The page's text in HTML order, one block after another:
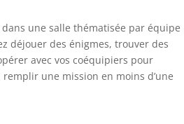
une salle thématisée par équipe
déjouer des énigmes, trouver des
avec vos coéquipiers pour
une mission en moins d’une